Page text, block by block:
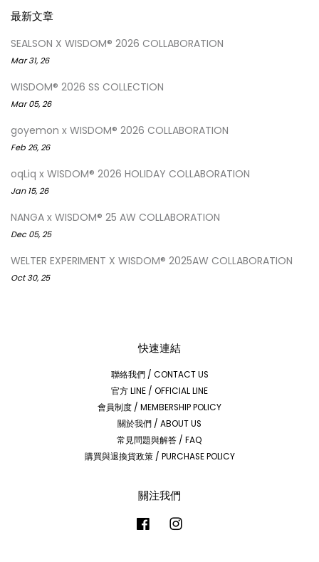
最新文章
SEALSON X WISDOM® 2026 COLLABORATION
Mar 31, 26
WISDOM® 2026 SS COLLECTION
Mar 05, 26
goyemon x WISDOM® 2026 COLLABORATION
Feb 26, 26
oqLiq x WISDOM® 2026 HOLIDAY COLLABORATION
Jan 15, 26
NANGA x WISDOM® 25 AW COLLABORATION
Dec 05, 25
WELTER EXPERIMENT X WISDOM® 2025AW COLLABORATION
Oct 30, 25
快速連結
聯絡我們 / CONTACT US
官方 LINE / OFFICIAL LINE
會員制度 / MEMBERSHIP POLICY
關於我們 / ABOUT US
常見問題與解答 / FAQ
購買與退換貨政策 / PURCHASE POLICY
關注我們
Facebook